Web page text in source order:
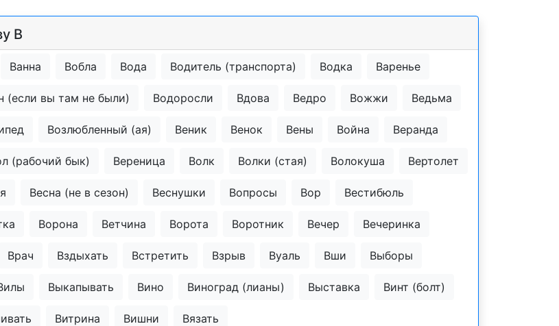
В
Ванна Вобла Вода Водитель (транспорта) Водка Варенье
(если вы там не были) Водоросли Вдова Ведро Вожжи Ведьма
Возлюбленный (ая) Веник Венок Вены Война Веранда
(рабочий бык) Вереница Волк Волки (стая) Волокуша Вертолет
Весна (не в сезон) Веснушки Вопросы Вор Вестибюль
Ворона Ветчина Ворота Воротник Вечер Вечеринка
Врач Вздыхать Встретить Взрыв Вуаль Вши Выборы
Выкапывать Вино Виноград (лианы) Выставка Винт (болт)
Витрина Вишни Вязать